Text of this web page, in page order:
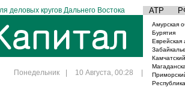
деловых кругов Дальнего Востока АТР
Понедельник | 10 Августа, 00:28 |
Амурская
Бурятия
Еврейская